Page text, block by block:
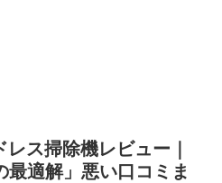
ス掃除機レビュー｜
最適解」悪い口コミま